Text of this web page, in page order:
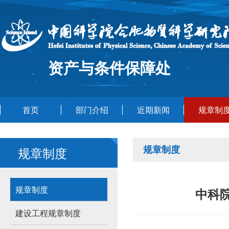
资产与条件保障处
首页 部门介绍 近期新闻 规章制
规章制度
规章制度
建设工程规章制度
规章制度
中科